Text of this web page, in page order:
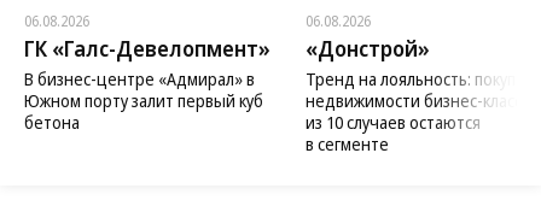
06.08.2026
ГК «Галс-Девелопмент»
В бизнес-центре «Адмирал» в
Южном порту залит первый куб
бетона
06.08.2026
«Донстрой»
Тренд на лояльность:
недвижимости бизнес-класса
из 10 случаев остаются
в сегменте